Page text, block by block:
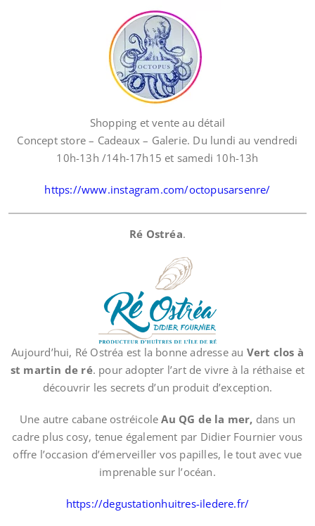
Shopping et vente au détail
Concept store – Cadeaux – Galerie. Du lundi au vendredi
10h-13h /14h-17h15 et samedi 10h-13h
https://www.instagram.com/octopusarsenre/
Ré Ostréa.
Aujourd’hui, Ré Ostréa est la bonne adresse au Vert clos à
st martin de ré. pour adopter l’art de vivre à la réthaise et
découvrir les secrets d’un produit d’exception.
Une autre cabane ostréicoleAu QG de la mer, dans un
cadre plus cosy, tenue également par Didier Fournier vous
offre l’occasion d’émerveiller vos papilles, le tout avec vue
imprenable sur l’océan.
https://degustationhuitres-iledere.fr/